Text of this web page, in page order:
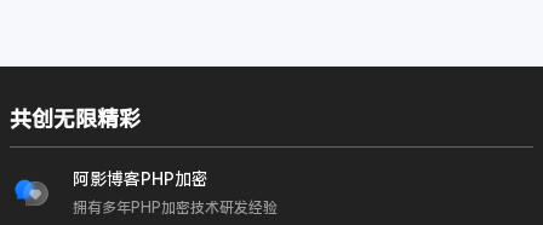
共创无限精彩
阿影博客PHP加密
拥有多年PHP加密技术研发经验